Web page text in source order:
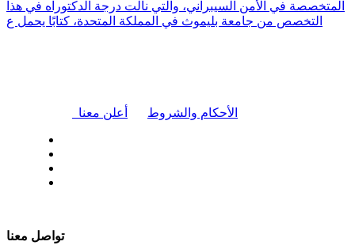
المتخصصة في الأمن السيبراني، والتي نالت درجة الدكتوراه في هذا
التخصص من جامعة بليموث في المملكة المتحدة، كتابًا يحمل ع
أعلن معنا الأحكام والشروط
تواصل معنا